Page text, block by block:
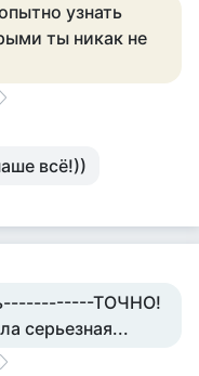
узнать
ты никак не
всё!))
ТОЧНО!
серьезная...